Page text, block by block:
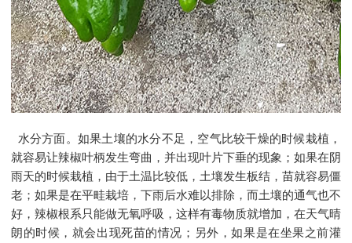
水分方面。如果土壤的水分不足，空气比较干燥的时候栽植，
就容易让辣椒叶柄发生弯曲，并出现叶片下垂的现象；如果在阴
雨天的时候栽植，由于土温比较低，土壤发生板结，苗就容易僵
老；如果是在平畦栽培，下雨后水难以排除，而土壤的通气也不
好，辣椒根系只能做无氧呼吸，这样有毒物质就增加，在天气晴
朗的时候，就会出现死苗的情况；另外，如果是在坐果之前灌